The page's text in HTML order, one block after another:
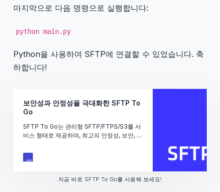
마지막으로 다음 명령으로 실행합니다:
python main.py
Python을 사용하여 SFTP에 연결할 수 있었습니다. 축
하합니다!
보안성과 안정성을 극대화한 SFTP To
Go
SFTP To Go는 관리형 SFTP/FTPS/S3를 서
비스 형태로 제공하며, 최고의 안정성, 보안, 가
기업에 적합합니다.
지금 바로 SFTP To Go를 사용해 보세요!